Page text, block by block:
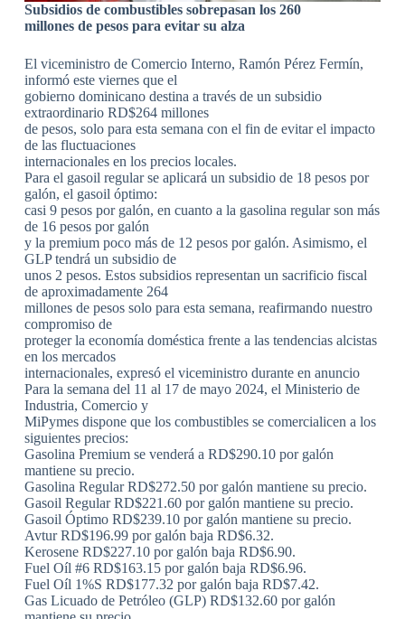
Subsidios de combustibles sobrepasan los 260
millones de pesos para evitar su alza
El viceministro de Comercio Interno, Ramón Pérez Fermín,
informó este viernes que el
gobierno dominicano destina a través de un subsidio
extraordinario RD$264 millones
de pesos, solo para esta semana con el fin de evitar el impacto
de las fluctuaciones
internacionales en los precios locales.
Para el gasoil regular se aplicará un subsidio de 18 pesos por
galón, el gasoil óptimo:
casi 9 pesos por galón, en cuanto a la gasolina regular son más
de 16 pesos por galón
y la premium poco más de 12 pesos por galón. Asimismo, el
GLP tendrá un subsidio de
unos 2 pesos. Estos subsidios representan un sacrificio fiscal
de aproximadamente 264
millones de pesos solo para esta semana, reafirmando nuestro
compromiso de
proteger la economía doméstica frente a las tendencias alcistas
en los mercados
internacionales, expresó el viceministro durante en anuncio
Para la semana del 11 al 17 de mayo 2024, el Ministerio de
Industria, Comercio y
MiPymes dispone que los combustibles se comercialicen a los
siguientes precios:
Gasolina Premium se venderá a RD$290.10 por galón
mantiene su precio.
Gasolina Regular RD$272.50 por galón mantiene su precio.
Gasoil Regular RD$221.60 por galón mantiene su precio.
Gasoil Óptimo RD$239.10 por galón mantiene su precio.
Avtur RD$196.99 por galón baja RD$6.32.
Kerosene RD$227.10 por galón baja RD$6.90.
Fuel Oíl #6 RD$163.15 por galón baja RD$6.96.
Fuel Oíl 1%S RD$177.32 por galón baja RD$7.42.
Gas Licuado de Petróleo (GLP) RD$132.60 por galón